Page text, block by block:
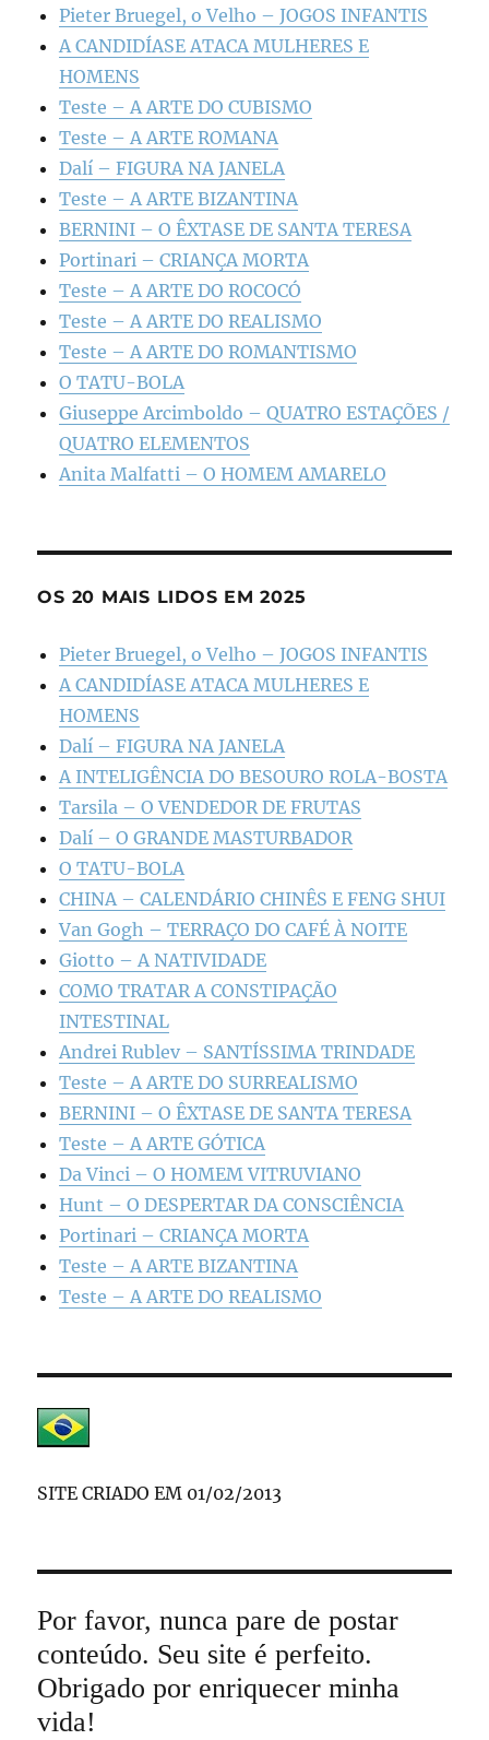
Pieter Bruegel, o Velho – JOGOS INFANTIS
A CANDIDÍASE ATACA MULHERES E
HOMENS
Teste – A ARTE DO CUBISMO
Teste – A ARTE ROMANA
Dalí – FIGURA NA JANELA
Teste – A ARTE BIZANTINA
BERNINI – O ÊXTASE DE SANTA TERESA
Portinari – CRIANÇA MORTA
Teste – A ARTE DO ROCOCÓ
Teste – A ARTE DO REALISMO
Teste – A ARTE DO ROMANTISMO
O TATU-BOLA
Giuseppe Arcimboldo – QUATRO ESTAÇÕES /
QUATRO ELEMENTOS
Anita Malfatti – O HOMEM AMARELO
OS 20 MAIS LIDOS EM 2025
Pieter Bruegel, o Velho – JOGOS INFANTIS
A CANDIDÍASE ATACA MULHERES E
HOMENS
Dalí – FIGURA NA JANELA
A INTELIGÊNCIA DO BESOURO ROLA-BOSTA
Tarsila – O VENDEDOR DE FRUTAS
Dalí – O GRANDE MASTURBADOR
O TATU-BOLA
CHINA – CALENDÁRIO CHINÊS E FENG SHUI
Van Gogh – TERRAÇO DO CAFÉ À NOITE
Giotto – A NATIVIDADE
COMO TRATAR A CONSTIPAÇÃO
INTESTINAL
Andrei Rublev – SANTÍSSIMA TRINDADE
Teste – A ARTE DO SURREALISMO
BERNINI – O ÊXTASE DE SANTA TERESA
Teste – A ARTE GÓTICA
Da Vinci – O HOMEM VITRUVIANO
Hunt – O DESPERTAR DA CONSCIÊNCIA
Portinari – CRIANÇA MORTA
Teste – A ARTE BIZANTINA
Teste – A ARTE DO REALISMO
SITE CRIADO EM 01/02/2013
Por favor, nunca pare de postar
conteúdo. Seu site é perfeito.
Obrigado por enriquecer minha
vida!